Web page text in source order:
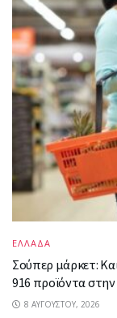
ΕΛΛΑΔΑ
Σούπερ μάρκετ:
916 προϊόντα
8 ΑΥΓΟΎΣΤΟΥ, 2026